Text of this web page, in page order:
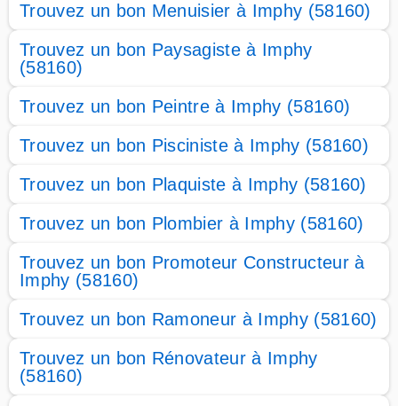
Trouvez un bon Menuisier à Imphy (58160)
Trouvez un bon Paysagiste à Imphy
(58160)
Trouvez un bon Peintre à Imphy (58160)
Trouvez un bon Pisciniste à Imphy (58160)
Trouvez un bon Plaquiste à Imphy (58160)
Trouvez un bon Plombier à Imphy (58160)
Trouvez un bon Promoteur Constructeur à
Imphy (58160)
Trouvez un bon Ramoneur à Imphy (58160)
Trouvez un bon Rénovateur à Imphy
(58160)